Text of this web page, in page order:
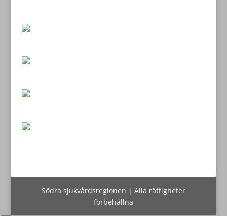
Södra sjukvårdsregionen | Alla rättigheter
förbehållna